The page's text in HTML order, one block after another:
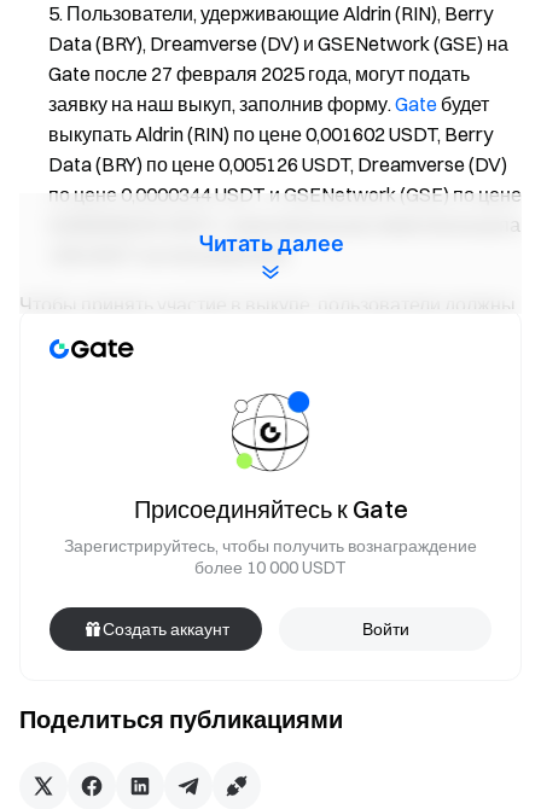
Пользователи, удерживающие Aldrin (RIN), Berry
Data (BRY), Dreamverse (DV) и GSENetwork (GSE) на
Gate после 27 февраля 2025 года, могут подать
заявку на наш выкуп, заполнив форму.Gate будет
выкупать Aldrin (RIN) по цене 0,001602 USDT, Berry
Data (BRY) по цене 0,005126 USDT, Dreamverse (DV)
по цене 0,0000344 USDT и GSENetwork (GSE) по цене
0,000005234 USDT, с максимальным лимитом выкупа
100 USDT на пользователя.
Чтобы принять участие в выкупе, пользователи должны
отправить следующую форму в период с 27 февраля
2025 года 16:00 UTC по 6 марта 2025 года 16:00 UTC.
https://www.gate.com/questionnaire/6127
https://www.gate.com/myaccount/withdraw/RIN
Вывести Berry Data (BRY):
https://www.gate.com/myaccount/withdraw/BRY
https://www.gate.com/myaccount/withdraw/DV
Вывести GSENetwork (GSE):
Вход в мир криптовалют
легко на Gate
Читать далее
Поделиться публикациями
Присоединяйтесь к Gate
Зарегистрируйтесь, чтобы получить вознаграждение
более 10 000 USDT
Создать аккаунт Войти